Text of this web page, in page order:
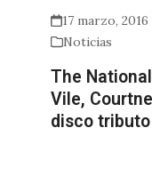
17 marzo, 2016
Noticias
The
Vile,
disco